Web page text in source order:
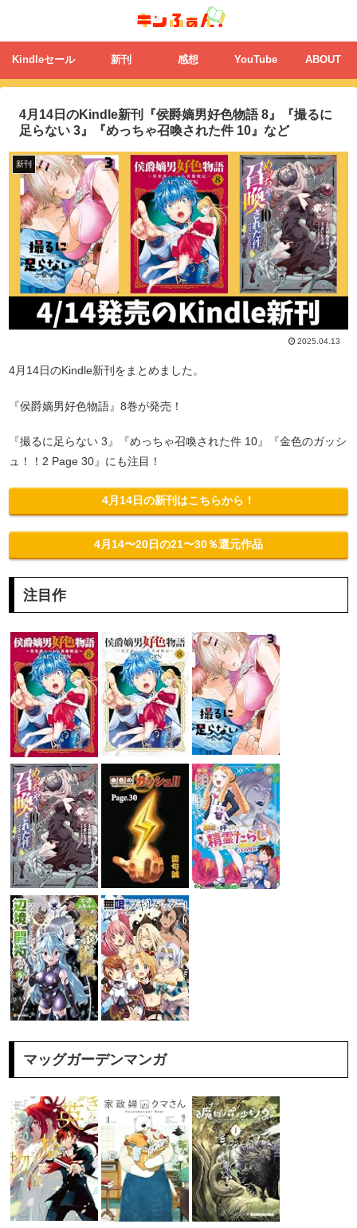
Kindleセール 新刊 感想 YouTube ABOUT
4月14日のKindle新刊『侯爵嫡男好色物語 8』『撮るに
足らない 3』『めっちゃ召喚された件 10』など
新刊
2025.04.13
4月14日のKindle新刊をまとめました。
『侯爵嫡男好色物語』8巻が発売！
『撮るに足らない 3』『めっちゃ召喚された件 10』『金色のガッシ
ュ！！2 Page 30』にも注目！
4月14日の新刊はこちらから！
4月14〜20日の21〜30％還元作品
注目作
マッグガーデンマンガ